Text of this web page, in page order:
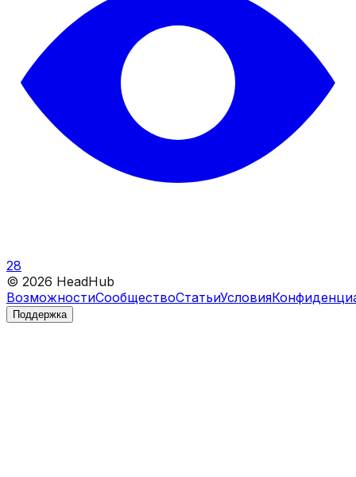
28
© 2026 HeadHub
ВозможностиСообществоСтатьиУсловия
Поддержка